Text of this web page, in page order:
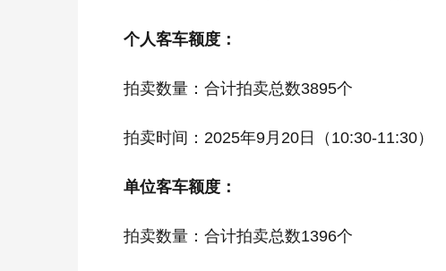
个人客车额度：
拍卖数量：合计拍卖总数3895个
拍卖时间：2025年9月20日（10:30-11:30）
单位客车额度：
拍卖数量：合计拍卖总数1396个